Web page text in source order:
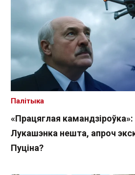
«Працяглая
Лукашэнка нешта, апроч
Пуціна?
Палітыка